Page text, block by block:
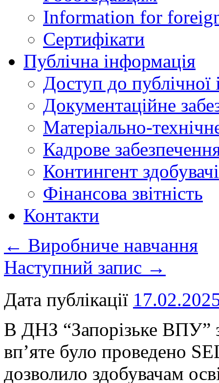
Information for
Сертифікати
Публічна інформація
Доступ до публічної
Документаційне
Матеріально-
Кадрове
Контингент
Фінансова звітність
Контакти
← Виробниче навчання
Наступний запис →
Дата публікації
В ДНЗ “Запорізьке ВПУ”
вп’яте було проведено
дозволило здобувачам